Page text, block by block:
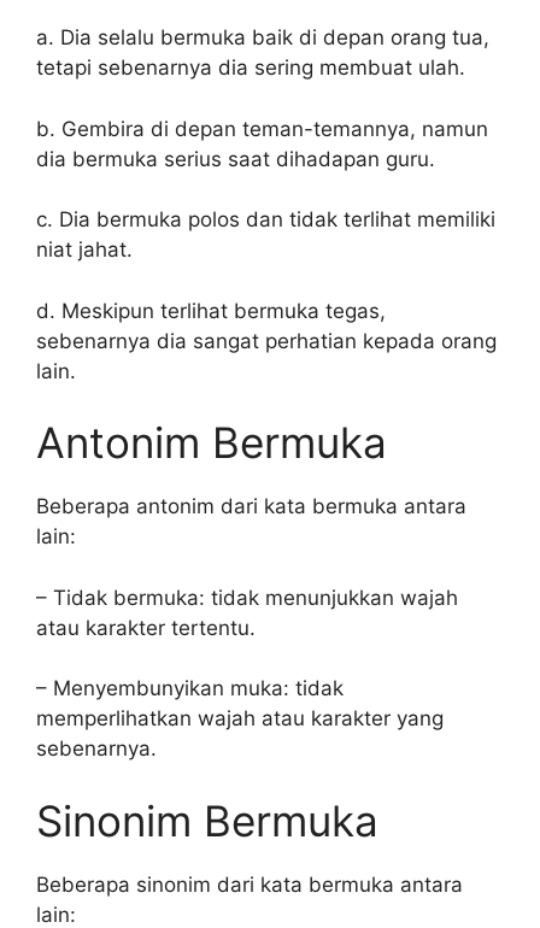
a. Dia selalu bermuka baik di depan orang tua,
tetapi sebenarnya dia sering membuat ulah.
b. Gembira di depan teman-temannya, namun
dia bermuka serius saat dihadapan guru.
c. Dia bermuka polos dan tidak terlihat memiliki
niat jahat.
d. Meskipun terlihat bermuka tegas,
sebenarnya dia sangat perhatian kepada orang
lain.
Antonim Bermuka
Beberapa antonim dari kata bermuka antara
lain:
– Tidak bermuka: tidak menunjukkan wajah
atau karakter tertentu.
– Menyembunyikan muka: tidak
memperlihatkan wajah atau karakter yang
sebenarnya.
Sinonim Bermuka
Beberapa sinonim dari kata bermuka antara
lain: